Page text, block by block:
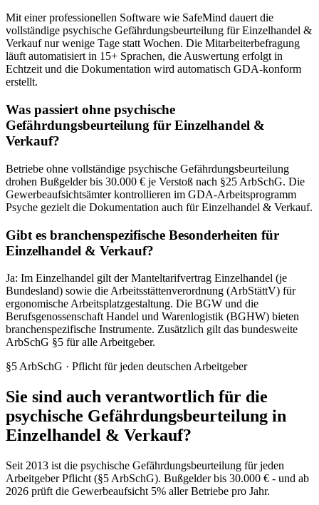
Mit einer professionellen Software wie SafeMind dauert die
vollständige psychische Gefährdungsbeurteilung für Einzelhandel &
Verkauf nur wenige Tage statt Wochen. Die Mitarbeiterbefragung
läuft automatisiert in 15+ Sprachen, die Auswertung erfolgt in
Echtzeit und die Dokumentation wird automatisch GDA-konform
erstellt.
Was passiert ohne psychische
Gefährdungsbeurteilung für Einzelhandel &
Verkauf?
Betriebe ohne vollständige psychische Gefährdungsbeurteilung
drohen Bußgelder bis 30.000 € je Verstoß nach §25 ArbSchG. Die
Gewerbeaufsichtsämter kontrollieren im GDA-Arbeitsprogramm
Psyche gezielt die Dokumentation auch für Einzelhandel & Verkauf.
Gibt es branchenspezifische Besonderheiten für
Einzelhandel & Verkauf?
Ja: Im Einzelhandel gilt der Manteltarifvertrag Einzelhandel (je
Bundesland) sowie die Arbeitsstättenverordnung (ArbStättV) für
ergonomische Arbeitsplatzgestaltung. Die BGW und die
Berufsgenossenschaft Handel und Warenlogistik (BGHW) bieten
branchenspezifische Instrumente. Zusätzlich gilt das bundesweite
ArbSchG §5 für alle Arbeitgeber.
§5 ArbSchG · Pflicht für jeden deutschen Arbeitgeber
Sie sind auch verantwortlich für die
psychische Gefährdungsbeurteilung in
Einzelhandel & Verkauf?
Seit 2013 ist die psychische Gefährdungsbeurteilung für jeden
Arbeitgeber Pflicht (§5 ArbSchG). Bußgelder bis 30.000 € - und ab
2026 prüft die Gewerbeaufsicht 5% aller Betriebe pro Jahr.